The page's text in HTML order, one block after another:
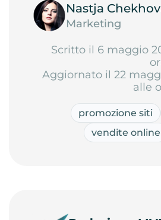
Nastja
Marketing
Scritto il 6 maggio
Aggiornato il 22
alle
promozione siti
vendite online